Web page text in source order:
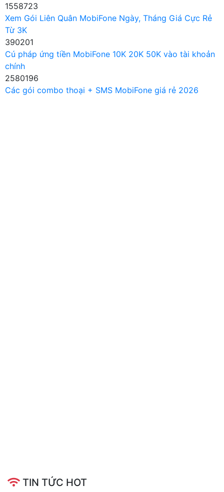
1558723
Xem Gói Liên Quân MobiFone Ngày, Tháng Giá Cực Rẻ
Từ 3K
390201
Cú pháp ứng tiền MobiFone 10K 20K 50K vào tài khoản
chính
2580196
Các gói combo thoại + SMS MobiFone giá rẻ 2026
TIN TỨC HOT